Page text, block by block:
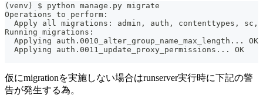
(venv) $ python manage.py migrate
Operations to perform:
Apply all migrations: admin, auth, contenttypes, sc,
Running migrations:
  Applying auth.0010_alter_group_name_max_length... OK
  Applying auth.0011_update_proxy_permissions... OK
仮にmigrationを実施しない場合はrunserver実行時に下記の警
告が発生する為。